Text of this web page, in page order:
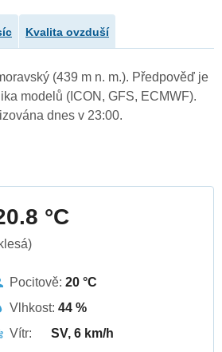
Kvalita ovzduší
(439 m n. m.). Předpověď je
modelů (ICON, GFS, ECMWF).
dnes v 23:00.
°C
Pocitově: 20 °C
Vlhkost: 44 %
Vítr:
SV, 6 km/h